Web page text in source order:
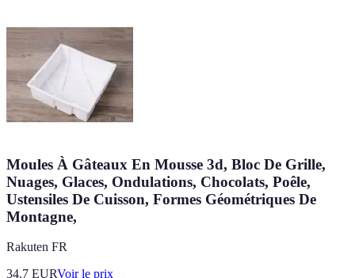
Moules À Gâteaux En Mousse 3d, Bloc De Grille,
Nuages, Glaces, Ondulations, Chocolats, Poêle,
Ustensiles De Cuisson, Formes Géométriques De
Montagne,
Rakuten FR
34.7 EURVoir le prix